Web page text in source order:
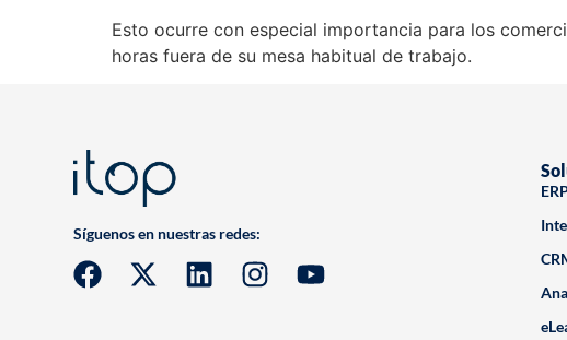
Esto ocurre con especial importancia para los
horas fuera de su mesa habitual de trabajo.
Síguenos en nuestras redes: